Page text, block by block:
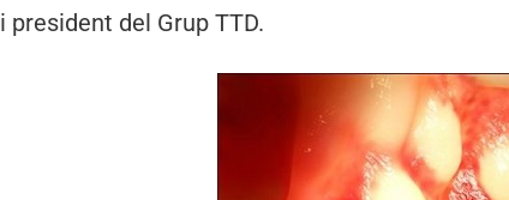
i president del Grup TTD.